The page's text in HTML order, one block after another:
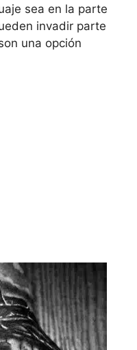
sea en la parte
invadir parte
una opción